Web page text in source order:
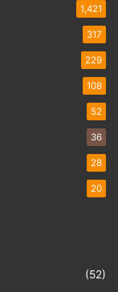
1,421
317
229
108
52
36
28
20
(52)